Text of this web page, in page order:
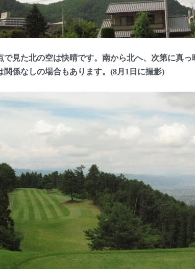
見た北の空は快晴です。南から北へ、次第に真っ
関係なしの場合もあります。(8月1日に撮影)